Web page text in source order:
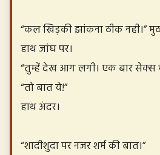
“कल खिड़की झांकना ठीक नही।”
हाथ जांघ पर।
“तुम्हें देख आग लगी। एक बार सेक्स
“तो बात ये!”
हाथ अंदर।
“शादीशुदा पर नजर शर्म की बात।”